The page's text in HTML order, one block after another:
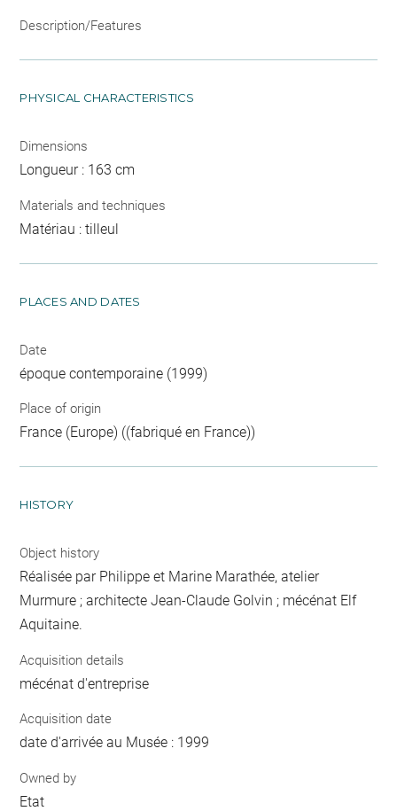
Description/Features
PHYSICAL CHARACTERISTICS
Dimensions
Longueur : 163 cm
Materials and techniques
Matériau : tilleul
PLACES AND DATES
Date
époque contemporaine (1999)
Place of origin
France (Europe) ((fabriqué en France))
HISTORY
Object history
Réalisée par Philippe et Marine Marathée, atelier
Murmure ; architecte Jean-Claude Golvin ; mécénat Elf
Aquitaine.
Acquisition details
mécénat d'entreprise
Acquisition date
date d'arrivée au Musée : 1999
Owned by
Etat